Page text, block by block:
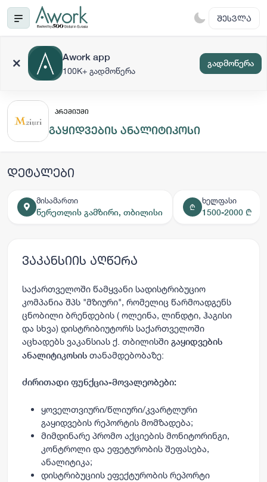
ᲨᲔᲡᲕᲚᲐ
Awork app
100K+ გადმოწერა
გადმოწერა
ᲞᲠᲔᲛᲘᲣᲛᲘ
გაყიდვების ანალიტიკოსი
დეტალები
მისამართი
წერეთლის გამზირი, თბილისი
₾
ხელფასი
1500-2000 ₾
ვაკანსიის აღწერა
საქართველოში წამყვანი სადისტრიბუციო
კომპანია შპს "მზიური", რომელიც წარმოადგენს
ცნობილი ბრენდების ( ოლეინა, ლინდტი, ჰაგისი
და სხვა) დისტრიბიუტორს საქართველოში
აცხადებს ვაკანსიას ქ. თბილისში გაყიდვების
ანალიტიკოსის თანამდებობაზე:
ძირითადი ფუნქცია-მოვალეობები:
ყოველთვიური/წლიური/კვარტლური
გაყიდვების რეპორტის მომზადება;
მიმდინარე პრომო აქციების მონიტორინგი,
კონტროლი და ეფეტურობის შეფასება,
ანალიტიკა;
დისტრიბუციის ეფექტურობის რეპორტი